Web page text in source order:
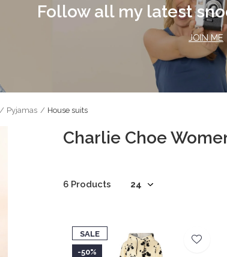
Follow all my latest
JOIN ME
Pyjamas House suits
Charlie Choe
6 Products
SALE
-50%